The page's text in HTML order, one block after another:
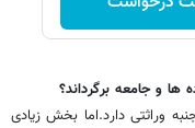
ها و جامعه برگرداند؟
وراثتی دارد.اما بخش زیادی